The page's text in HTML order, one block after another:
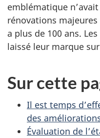
emblématique
rénovations
a plus de 100 ans.
laissé leur marque
Sur cette
Il est temps
des
Évaluation de